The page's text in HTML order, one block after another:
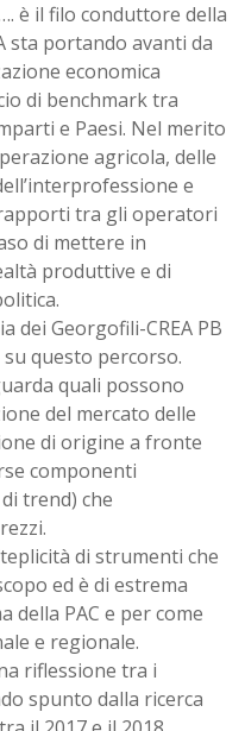
è il filo conduttore della
sta portando avanti da
economica
di benchmark tra
e Paesi. Nel merito
agricola, delle
e
tra gli operatori
di mettere in
produttive e di
dei Georgofili-CREA PB
questo percorso.
quali possono
del mercato delle
di origine a fronte
componenti
trend) che
di strumenti che
ed è di estrema
della PAC e per come
e regionale.
riflessione tra i
spunto dalla ricerca